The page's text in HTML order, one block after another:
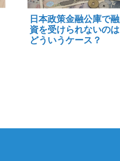
日本政策金融公庫で融
資を受けられないのは
どういうケース？